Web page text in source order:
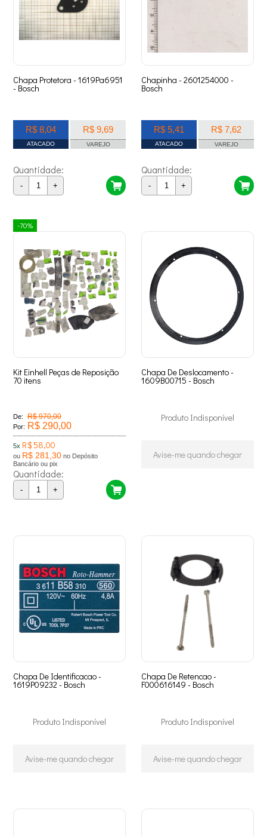
Chapa Protetora - 1619Pa6951
- Bosch
R$ 8,04
ATACADO
R$ 9,69
VAREJO
Quantidade:
- +
Chapinha - 2601254000 -
Bosch
R$ 5,41
ATACADO
R$ 7,62
VAREJO
Quantidade:
- +
-70%
Kit Einhell Peças de Reposição
70 itens
De: R$ 970,00
Por: R$ 290,00
5x R$ 58,00
ou R$ 281,30 no Depósito
Bancário ou pix
Quantidade:
- +
Chapa De Deslocamento -
1609B00715 - Bosch
Produto Indisponível
Avise-me quando chegar
Chapa De Identificacao -
1619P09232 - Bosch
Produto Indisponível
Avise-me quando chegar
Chapa De Retencao -
F000616149 - Bosch
Produto Indisponível
Avise-me quando chegar